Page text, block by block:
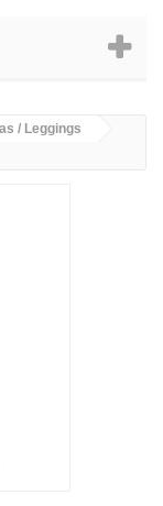
/ Leggings